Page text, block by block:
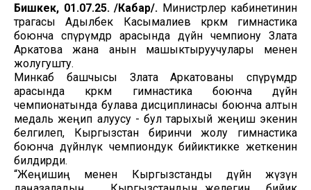
Бишкек, 01.07.25. /Кабар/. Министрлер кабинетинин
төрагасы Адылбек Касымалиев көркөм гимнастика
боюнча өспүрүмдөр арасында дүйнө чемпиону Злата
Аркатова жана анын машыктыруучулары менен
жолугушту.
Минкаб башчысы Злата Аркатованы өспүрүмдөр
арасында көркөм гимнастика боюнча дүйнө
чемпионатында булава дисциплинасы боюнча алтын
медаль жеңип алуусу - бул тарыхый жеңиш экенин
белгилеп, Кыргызстан биринчи жолу гимнастика
боюнча дүйнөлүк чемпиондук бийиктикке жеткенин
билдирди.
“Жеңишиң менен Кыргызстанды дүйнө жүзүнө